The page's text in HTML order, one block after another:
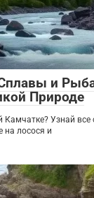
и
Природе
Камчатке? Узнай все
на лосося и